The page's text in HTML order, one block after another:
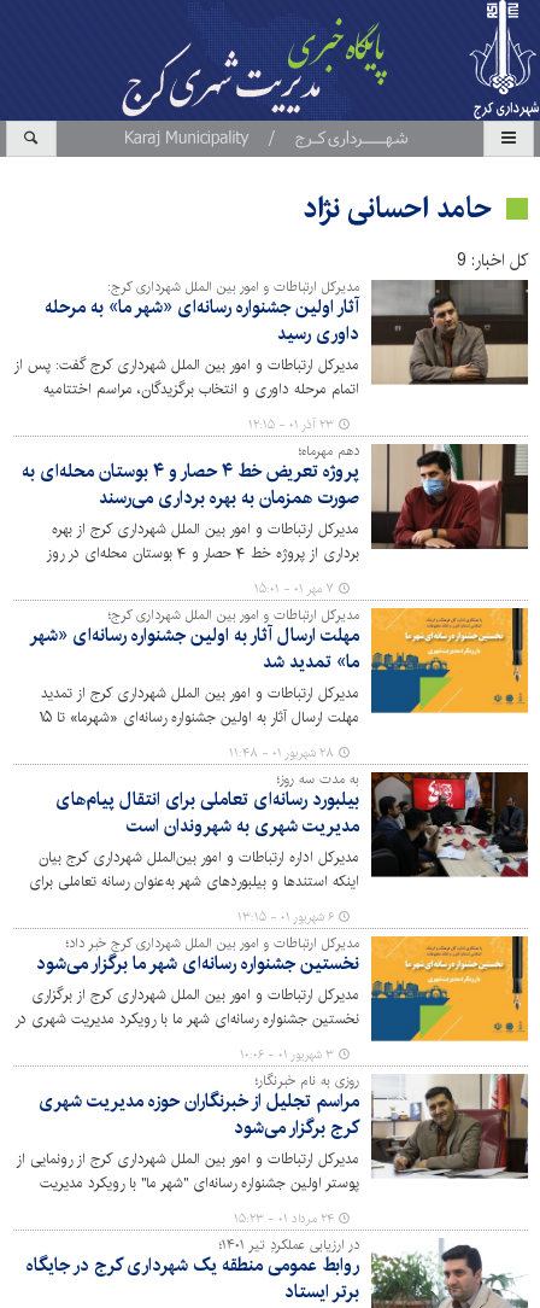
حامد احسانی نژاد
کل اخبار: 9
مدیرکل ارتباطات و امور بین الملل شهرداری کرج:
آثار اولین جشنواره رسانه‌ای «شهر ما» به مرحله
داوری رسید
مدیرکل ارتباطات و امور بین الملل شهرداری کرج گفت: پس از
اتمام مرحله داوری و انتخاب برگزیدگان، مراسم اختتامیه
اولین جشنواره رسانه‌ای «شهر ما» در اواخر دی ماه برگزار و از
منتخبان هر بخش تقدیر می‌شود.
۲۳ آذر ۰۱ - ۱۲:۱۵
دهم مهرماه؛
پروژه تعریض خط ۴ حصار و ۴ بوستان محله‌ای به
صورت همزمان به بهره برداری می‌رسند
مدیرکل ارتباطات و امور بین الملل شهرداری کرج از بهره
برداری از پروژه خط ۴ حصار و ۴ بوستان محله‌ای در روز
یکشنبه (۱۰ مهر) به صورت آنلاین در باشگاه میلاد خبر داد.
۷ مهر ۰۱ - ۱۵:۰۱
مدیرکل ارتباطات و امور بین الملل شهرداری کرج؛
مهلت ارسال آثار به اولین جشنواره رسانه‌ای «شهر
ما» تمدید شد
مدیرکل ارتباطات و امور بین الملل شهرداری کرج از تمدید
مهلت ارسال آثار به اولین جشنواره رسانه‌ای «شهرما» تا ۱۵
مهرماه خبر داد.
۲۸ شهریور ۰۱ - ۱۱:۴۸
به مدت سه روز؛
بیلبورد رسانه‌ای تعاملی برای انتقال پیام‌های
مدیریت شهری به شهروندان است
مدیرکل اداره ارتباطات و امور بین‌الملل شهرداری کرج بیان
اینکه استندها و بیلبوردهای شهر به‌عنوان رسانه تعاملی برای
بیان بسیاری از پیام‌های مدیریت شهری در شهر عمل می‌کنند،
گفت: با برگزاری این کارگاه می‌توانیم برای اربعین امسال
طرح‌های خلاقانه‌ای را در سطح شهر اکران کنیم.
۶ شهریور ۰۱ - ۱۳:۱۵
مدیرکل ارتباطات و امور بین الملل شهرداری کرج خبر داد؛
نخستین جشنواره رسانه‌ای شهر ما برگزار می‌شود
مدیرکل ارتباطات و امور بین الملل شهرداری کرج از برگزاری
نخستین جشنواره رسانه‌ای شهر ما با رویکرد مدیریت شهری در
نیمه دوم مهر ماه خبر داد.
۳ شهریور ۰۱ - ۱۰:۰۶
روزی به نام خبرنگار؛
مراسم تجلیل از خبرنگاران حوزه مدیریت شهری
کرج برگزار می‌شود
مدیرکل ارتباطات و امور بین الملل شهرداری کرج از رونمایی از
پوستر اولین جشنواره رسانه‌ای "شهر ما" با رویکرد مدیریت
شهری همزمان با مراسم تجلیل از خبرنگاران خبر داد.
۲۴ مرداد ۰۱ - ۱۵:۲۳
در ارزیابی عملکردِ تیر ۱۴۰۱؛
روابط عمومی منطقه یک شهرداری کرج در جایگاه
برتر ایستاد